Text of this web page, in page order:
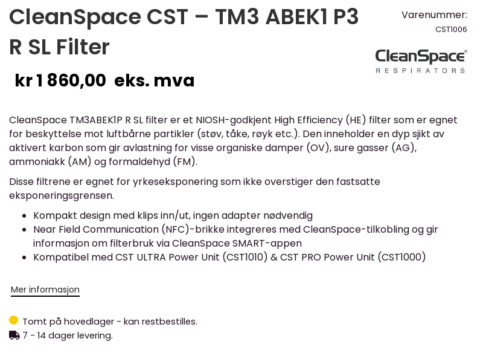
CleanSpace CST – TM3 ABEK1 P3
R SL Filter
Varenummer:
CST1006
kr1 860,00 eks. mva
CleanSpace TM3ABEK1P R SL filter er et NIOSH-godkjent High Efficiency (HE) filter som er egnet
for beskyttelse mot luftbårne partikler (støv, tåke, røyk etc.). Den inneholder en dyp sjikt av
aktivert karbon som gir avlastning for visse organiske damper (OV), sure gasser (AG),
ammoniakk (AM) og formaldehyd (FM).
Disse filtrene er egnet for yrkeseksponering som ikke overstiger den fastsatte
eksponeringsgrensen.
Kompakt design med klips inn/ut, ingen adapter nødvendig
Near Field Communication (NFC)-brikke integreres med CleanSpace-tilkobling og gir
informasjon om filterbruk via CleanSpace SMART-appen
Kompatibel med CST ULTRA Power Unit (CST1010) & CST PRO Power Unit (CST1000)
Mer informasjon
Tomt på hovedlager - kan restbestilles.
7 - 14 dager levering.